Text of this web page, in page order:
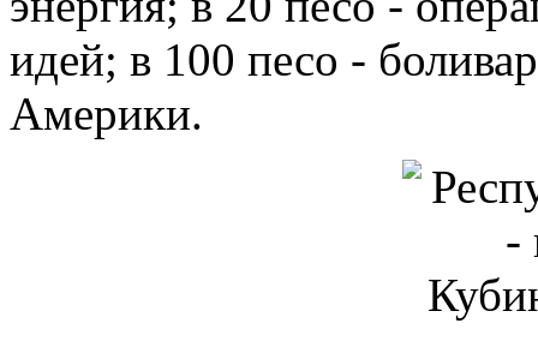
идей; в 100 песо -
Америки.